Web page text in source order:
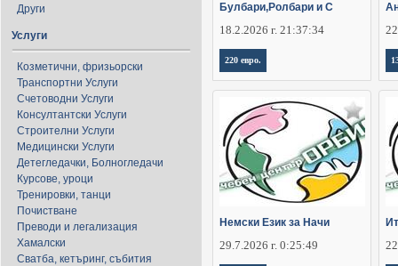
Други
Услуги
Козметични, фризьорски
Транспортни Услуги
Счетоводни Услуги
Консултантски Услуги
Строителни Услуги
Медицински Услуги
Детегледачки, Болногледачи
Курсове, уроци
Тренировки, танци
Почистване
Преводи и легализация
Хамалски
Сватба, кетъринг, събития
Булбари,Ролбари и С
18.2.2026 г. 21:37:34
220 евро.
Немски Език за Начи
29.7.2026 г. 0:25:49